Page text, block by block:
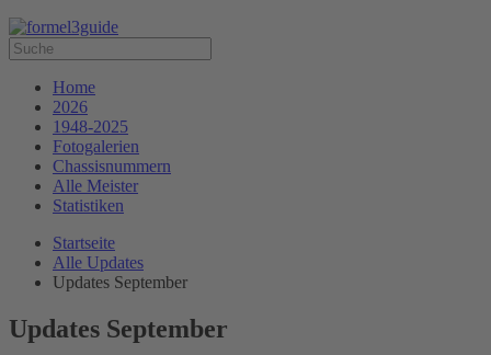
Home
2026
1948-2025
Fotogalerien
Chassisnummern
Alle Meister
Statistiken
Startseite
Alle Updates
Updates September
Updates September